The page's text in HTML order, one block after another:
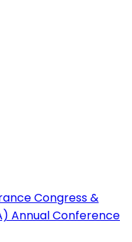
Congress &
Annual Conference